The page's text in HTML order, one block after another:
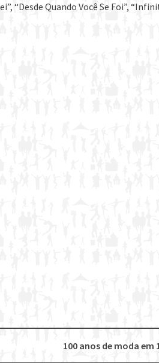
Quando Você Se Foi”,
100 anos de moda em